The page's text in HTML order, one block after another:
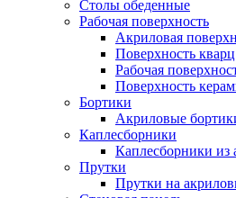
Столы обеденные
Рабочая поверхность
Акриловая
Поверхность кварц
Рабочая
Поверхность
Бортики
Акриловые
Каплесборники
Каплесборники из
Прутки
Прутки на